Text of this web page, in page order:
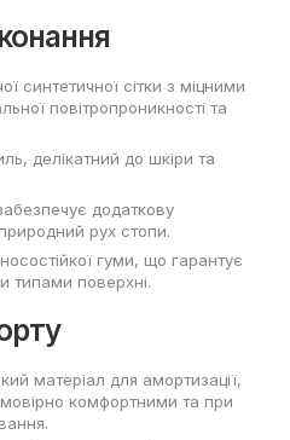
синтетичної сітки з міцними
повітропроникності та
делікатний до шкіри та
додаткову
рух стопи.
гуми, що гарантує
типами поверхні.
матеріал для амортизації,
комфортними та при